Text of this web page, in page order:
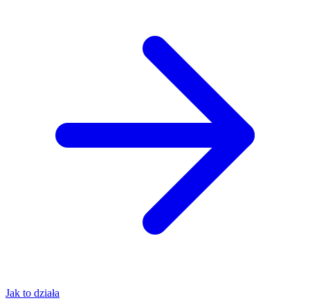
Jak to działa